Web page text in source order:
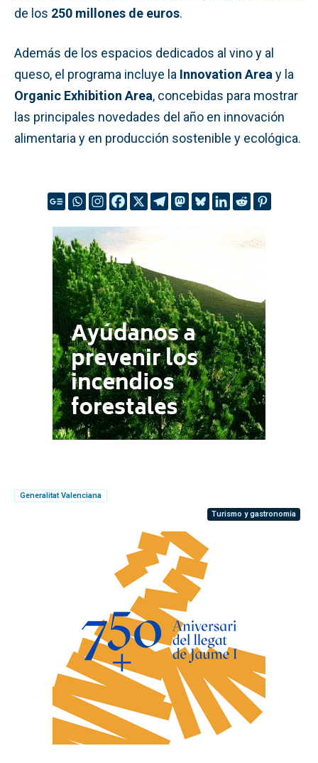
de los 250 millones de euros.
Además de los espacios dedicados al vino y al
queso, el programa incluye la Innovation Area y la
Organic Exhibition Area, concebidas para mostrar
las principales novedades del año en innovación
alimentaria y en producción sostenible y ecológica.
Generalitat Valenciana
Turismo y gastronomía